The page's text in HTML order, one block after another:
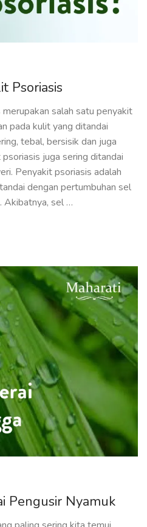
Psoriasis
salah satu penyakit
pada kulit yang ditandai
tebal, bersisik dan juga
juga sering ditandai
Penyakit psoriasis adalah
dengan pertumbuhan sel
Akibatnya, sel …
Pengusir Nyamuk